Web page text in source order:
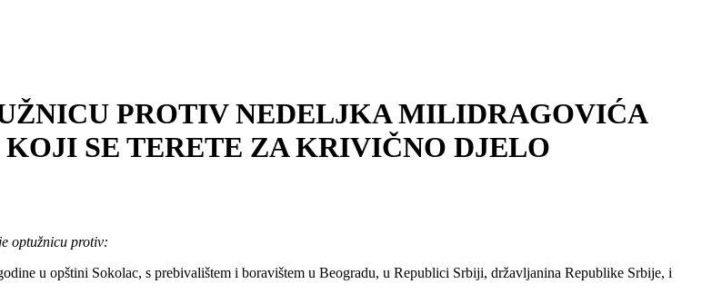
PROTIV NEDELJKA MILIDRAGOVIĆA
SE TERETE ZA KRIVIČNO DJELO
optužnicu protiv:
u opštini Sokolac, s prebivalištem i boravištem u Beogradu, u Republici Srbiji, državljanina Republike Srbije, i